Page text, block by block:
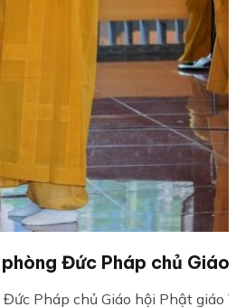
Đức Pháp chủ
Pháp chủ Giáo hội Phật giáo